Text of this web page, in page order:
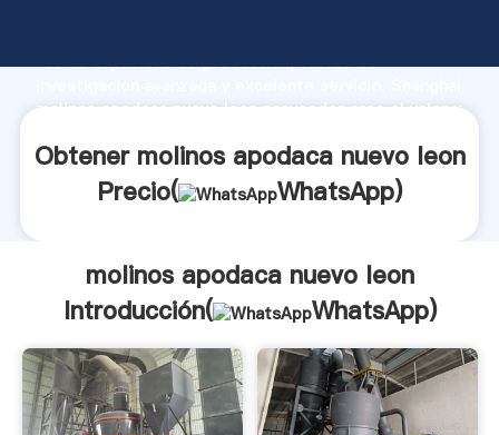
fuerte capacidad de producción, fuerza de
molinos apodaca nuevo leon proveedor crea el valor y
Obtener molinos apodaca nuevo leon
Precio(
WhatsApp)
molinos apodaca nuevo leon
Introducción(
WhatsApp)